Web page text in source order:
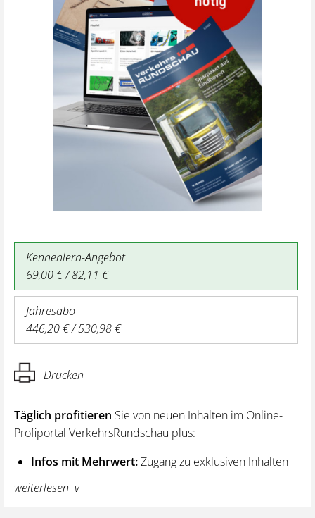
Kennenlern-Angebot
69,00 € / 82,11 €
Jahresabo
446,20 € / 530,98 €
Drucken
Täglich profitieren Sie von neuen Inhalten im Online-
Profiportal VerkehrsRundschau plus:
Infos mit Mehrwert:Zugang zu exklusiven Inhalten
und Hintergrundwissen – von aktuellen Regelungen
wie z. B. bei den Lenk- und Ruhezeiten,
weiterlesen